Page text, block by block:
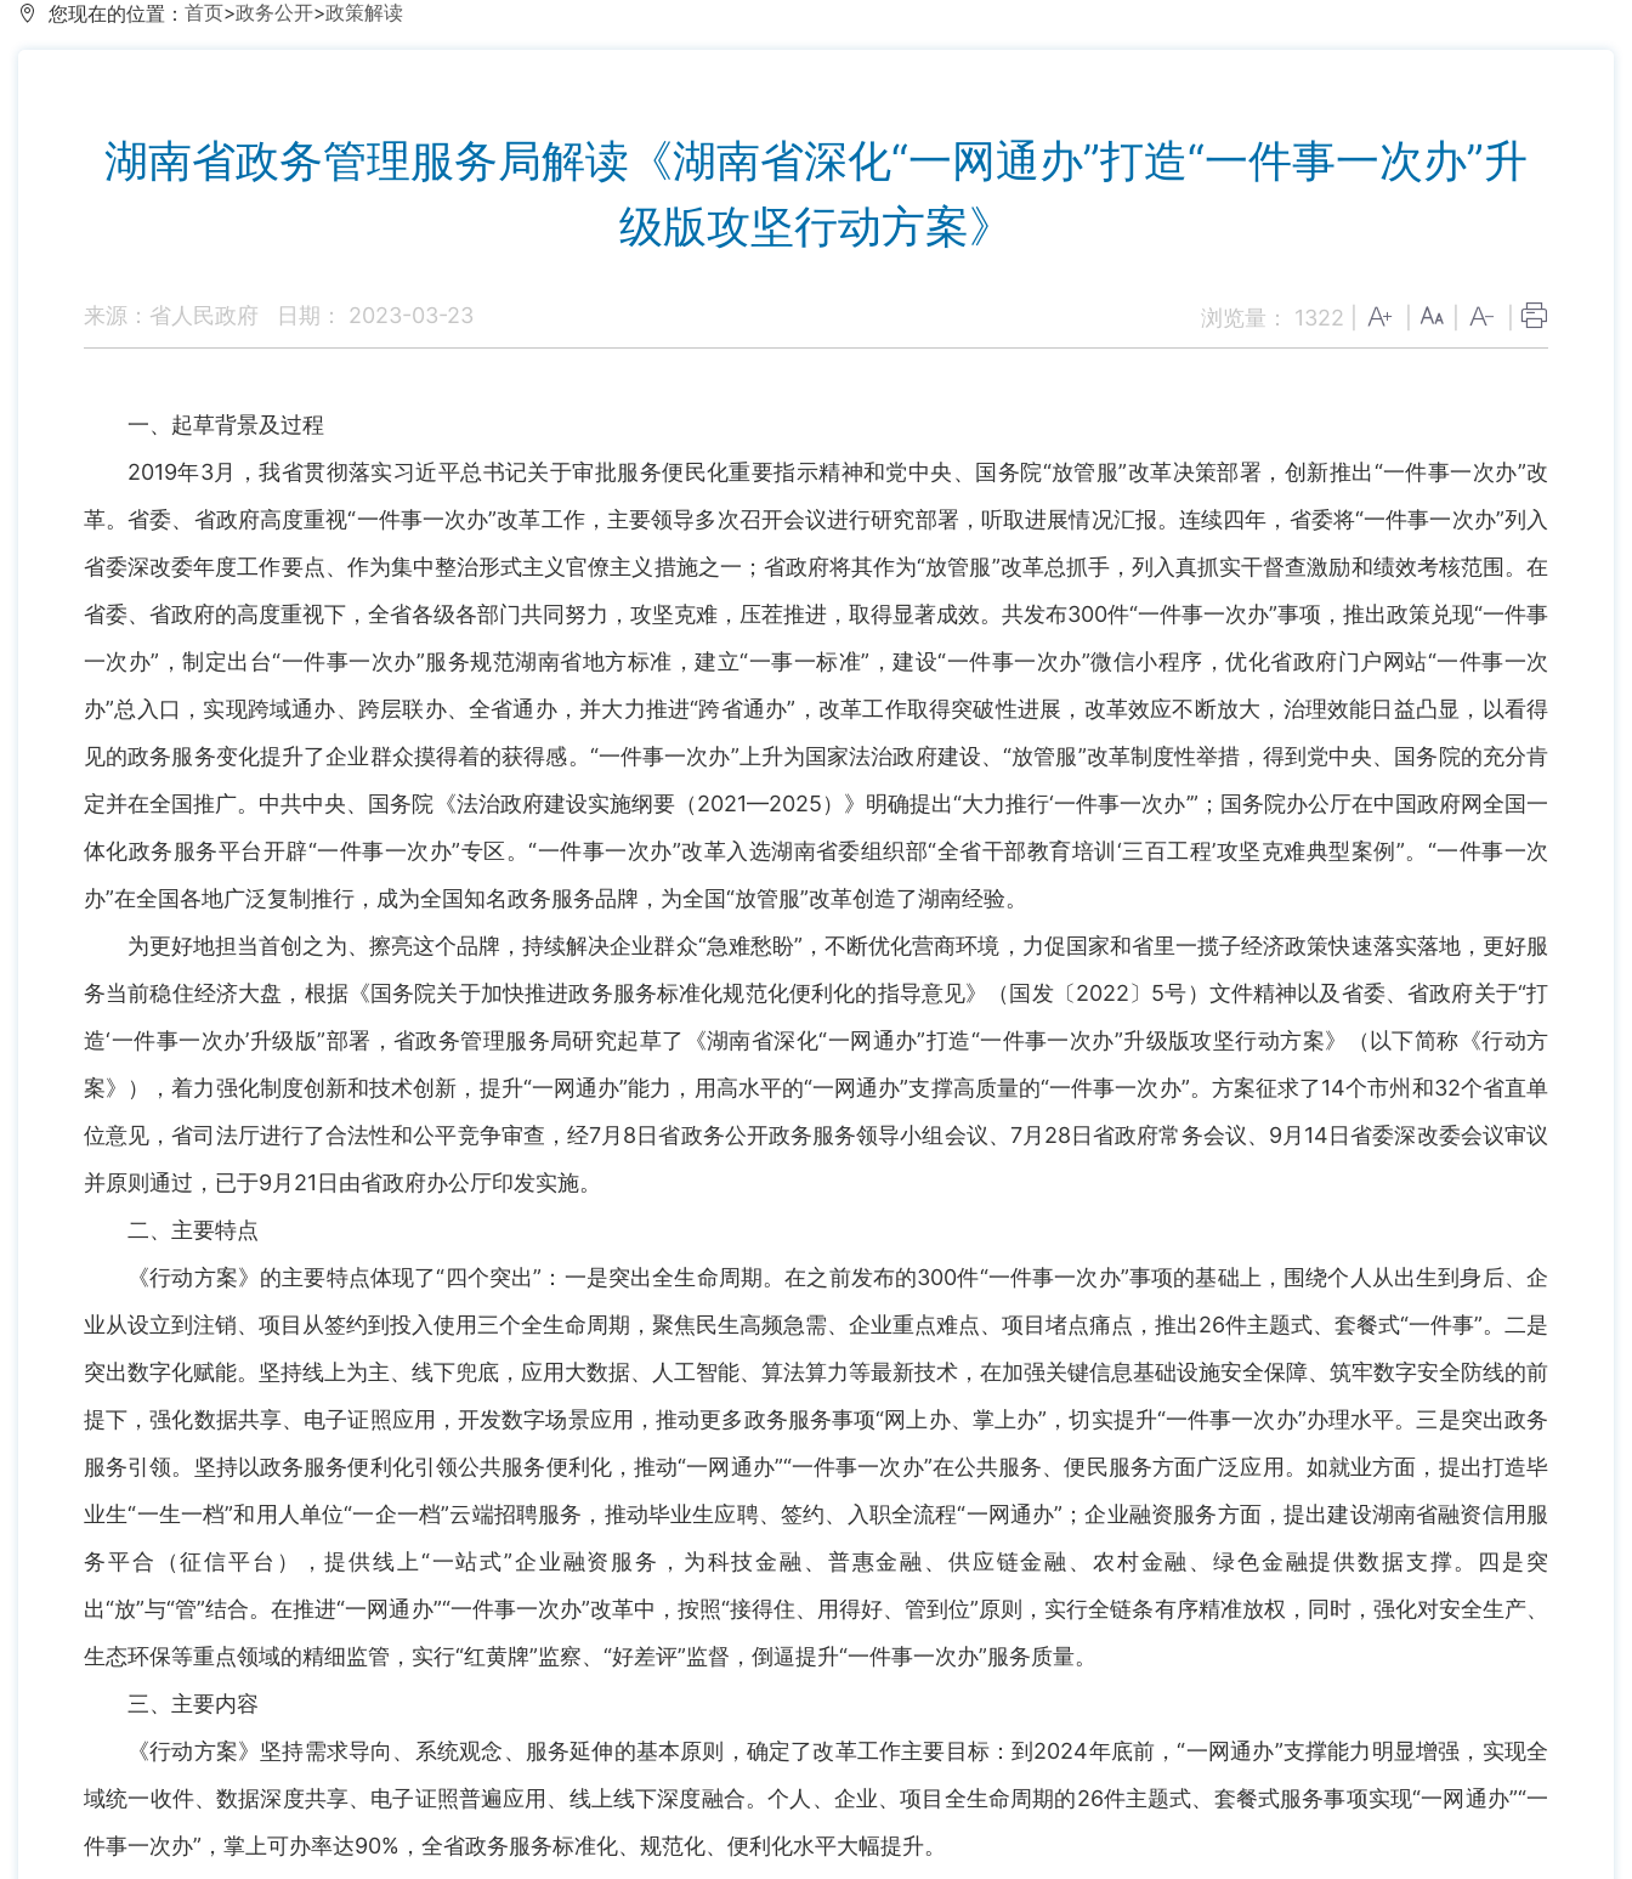
您现在的位置： 首页>政务公开>政策解读
湖南省政务管理服务局解读《湖南省深化“一网通办”打造“一件事一次办”升
级版攻坚行动方案》
来源：省人民政府 日期： 2023-03-23 浏览量： 1322
一、起草背景及过程
2019年3月，我省贯彻落实习近平总书记关于审批服务便民化重要指示精神和党中央、国务院“放管服”改革决策部署，创新推出“一件事一次办”改
革。省委、省政府高度重视“一件事一次办”改革工作，主要领导多次召开会议进行研究部署，听取进展情况汇报。连续四年，省委将“一件事一次办”列入
省委深改委年度工作要点、作为集中整治形式主义官僚主义措施之一；省政府将其作为“放管服”改革总抓手，列入真抓实干督查激励和绩效考核范围。在
省委、省政府的高度重视下，全省各级各部门共同努力，攻坚克难，压茬推进，取得显著成效。共发布300件“一件事一次办”事项，推出政策兑现“一件事
一次办”，制定出台“一件事一次办”服务规范湖南省地方标准，建立“一事一标准”，建设“一件事一次办”微信小程序，优化省政府门户网站“一件事一次
办”总入口，实现跨域通办、跨层联办、全省通办，并大力推进“跨省通办”，改革工作取得突破性进展，改革效应不断放大，治理效能日益凸显，以看得
见的政务服务变化提升了企业群众摸得着的获得感。“一件事一次办”上升为国家法治政府建设、“放管服”改革制度性举措，得到党中央、国务院的充分肯
定并在全国推广。中共中央、国务院《法治政府建设实施纲要（2021—2025）》明确提出“大力推行‘一件事一次办’”；国务院办公厅在中国政府网全国一
体化政务服务平台开辟“一件事一次办”专区。“一件事一次办”改革入选湖南省委组织部“全省干部教育培训‘三百工程’攻坚克难典型案例”。“一件事一次
办”在全国各地广泛复制推行，成为全国知名政务服务品牌，为全国“放管服”改革创造了湖南经验。
为更好地担当首创之为、擦亮这个品牌，持续解决企业群众“急难愁盼”，不断优化营商环境，力促国家和省里一揽子经济政策快速落实落地，更好服
务当前稳住经济大盘，根据《国务院关于加快推进政务服务标准化规范化便利化的指导意见》（国发〔2022〕5号）文件精神以及省委、省政府关于“打
造‘一件事一次办’升级版”部署，省政务管理服务局研究起草了《湖南省深化“一网通办”打造“一件事一次办”升级版攻坚行动方案》（以下简称《行动方
案》），着力强化制度创新和技术创新，提升“一网通办”能力，用高水平的“一网通办”支撑高质量的“一件事一次办”。方案征求了14个市州和32个省直单
位意见，省司法厅进行了合法性和公平竞争审查，经7月8日省政务公开政务服务领导小组会议、7月28日省政府常务会议、9月14日省委深改委会议审议
并原则通过，已于9月21日由省政府办公厅印发实施。
二、主要特点
《行动方案》的主要特点体现了“四个突出”：一是突出全生命周期。在之前发布的300件“一件事一次办”事项的基础上，围绕个人从出生到身后、企
业从设立到注销、项目从签约到投入使用三个全生命周期，聚焦民生高频急需、企业重点难点、项目堵点痛点，推出26件主题式、套餐式“一件事”。二是
突出数字化赋能。坚持线上为主、线下兜底，应用大数据、人工智能、算法算力等最新技术，在加强关键信息基础设施安全保障、筑牢数字安全防线的前
提下，强化数据共享、电子证照应用，开发数字场景应用，推动更多政务服务事项“网上办、掌上办”，切实提升“一件事一次办”办理水平。三是突出政务
服务引领。坚持以政务服务便利化引领公共服务便利化，推动“一网通办”“一件事一次办”在公共服务、便民服务方面广泛应用。如就业方面，提出打造毕
业生“一生一档”和用人单位“一企一档”云端招聘服务，推动毕业生应聘、签约、入职全流程“一网通办”；企业融资服务方面，提出建设湖南省融资信用服
务平合（征信平台），提供线上“一站式”企业融资服务，为科技金融、普惠金融、供应链金融、农村金融、绿色金融提供数据支撑。四是突
出“放”与“管”结合。在推进“一网通办”“一件事一次办”改革中，按照“接得住、用得好、管到位”原则，实行全链条有序精准放权，同时，强化对安全生产、
生态环保等重点领域的精细监管，实行“红黄牌”监察、“好差评”监督，倒逼提升“一件事一次办”服务质量。
三、主要内容
《行动方案》坚持需求导向、系统观念、服务延伸的基本原则，确定了改革工作主要目标：到2024年底前，“一网通办”支撑能力明显增强，实现全
域统一收件、数据深度共享、电子证照普遍应用、线上线下深度融合。个人、企业、项目全生命周期的26件主题式、套餐式服务事项实现“一网通办”“一
件事一次办”，掌上可办率达90%，全省政务服务标准化、规范化、便利化水平大幅提升。